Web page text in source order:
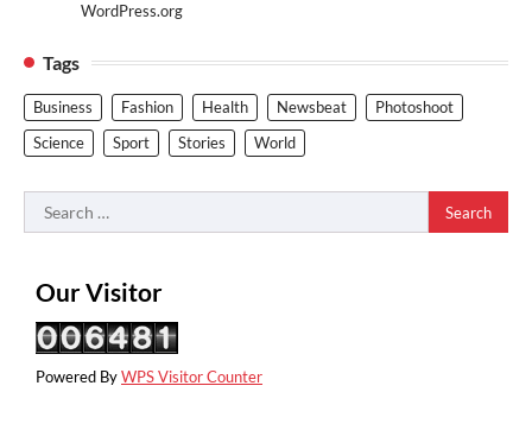
WordPress.org
Tags
Business Fashion Health Newsbeat
Photoshoot
Science
Sport Stories World
Search
for:
Our Visitor
Powered ByWPS Visitor Counter